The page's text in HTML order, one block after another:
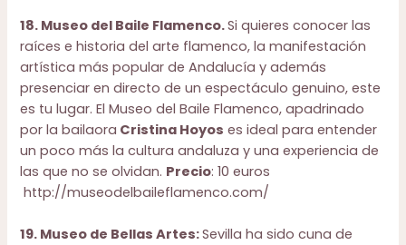
18. Museo del Baile Flamenco.Si quieres conocer las
raíces e historia del arte flamenco, la manifestación
artística más popular de Andalucía y además
presenciar en directo de un espectáculo genuino, este
es tu lugar. El Museo del Baile Flamenco, apadrinado
por la bailaora Cristina Hoyos es ideal para entender
un poco más la cultura andaluza y una experiencia de
las que no se olvidan. Precio: 10 euros
http://museodelbaileflamenco.com/
19. Museo de Bellas Artes:Sevilla ha sido cuna de